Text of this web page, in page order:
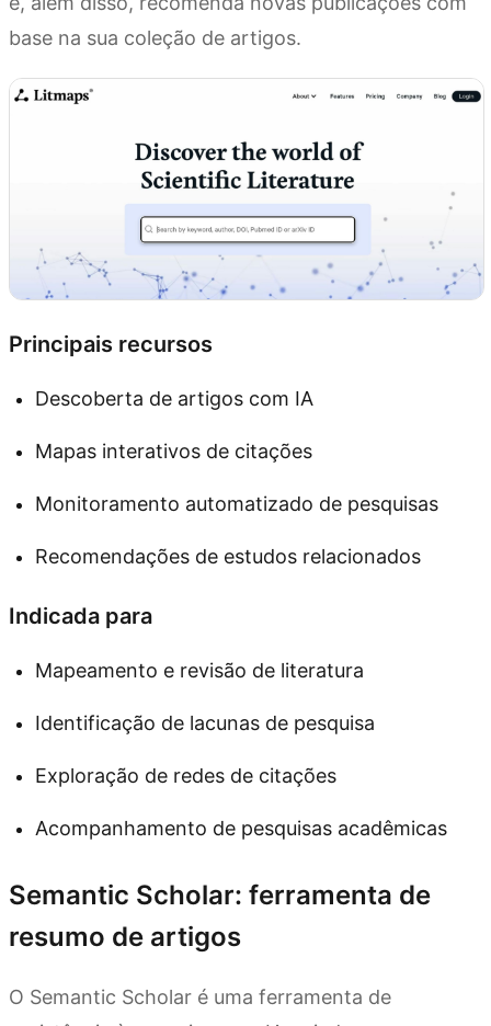
base na sua coleção de artigos.
Principais recursos
Descoberta de artigos com IA
Mapas interativos de citações
Monitoramento automatizado de pesquisas
Recomendações de estudos relacionados
Indicada para
Mapeamento e revisão de literatura
Identificação de lacunas de pesquisa
Exploração de redes de citações
Acompanhamento de pesquisas acadêmicas
Semantic Scholar: ferramenta de
resumo de artigos
O Semantic Scholar é uma ferramenta de